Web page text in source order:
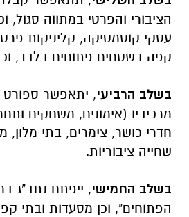
הציבורי והפרטי במתווה סגול,
עסקי קוסמטיקה, קליניקות
קפה בשטחים פתוחים בלבד, וכן
בשלב הרביעי, יתאפשר ספורט
מרכיביו (אימונים, משחקים
חדרי כושר, צימרים, בתי מלון,
שחייה ציבוריות.
בשלב החמישי, ייפתח נתב"ג
הפתוחים", וכן מסעדות ובתי